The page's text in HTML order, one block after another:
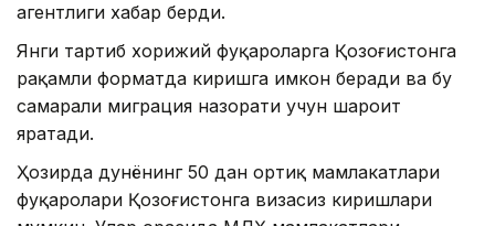
агентлиги хабар берди.
Янги тартиб хорижий фуқароларга Қозоғистонга
рақамли форматда киришга имкон беради ва бу
самарали миграция назорати учун шароит
яратади.
Ҳозирда дунёнинг 50 дан ортиқ мамлакатлари
фуқаролари Қозоғистонга визасиз киришлари